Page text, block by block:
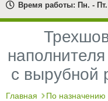
Время работы: Пн. - Пт.
с вырубной
Главная По назначению